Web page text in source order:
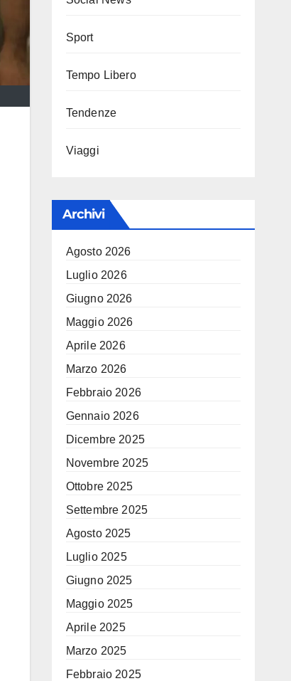
Sport
Tempo Libero
Tendenze
Viaggi
Archivi
Agosto 2026
Luglio 2026
Giugno 2026
Maggio 2026
Aprile 2026
Marzo 2026
Febbraio 2026
Gennaio 2026
Dicembre 2025
Novembre 2025
Ottobre 2025
Settembre 2025
Agosto 2025
Luglio 2025
Giugno 2025
Maggio 2025
Aprile 2025
Marzo 2025
Febbraio 2025